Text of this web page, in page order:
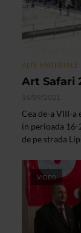
ALTE MATERIALE
Art Safari
16/09/2021
Cea de-a VIII-
in perioada
de pe strada
VIDEO